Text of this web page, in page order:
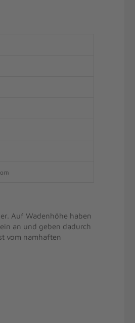
Auf Wadenhöhe haben
an und geben dadurch
vom namhaften